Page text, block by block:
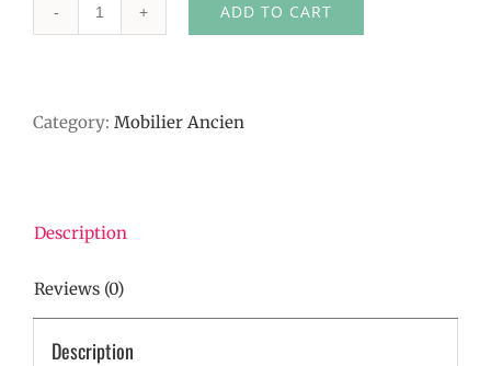
quantity
ADD TO CART
Category: Mobilier Ancien
Description
Reviews (0)
Description